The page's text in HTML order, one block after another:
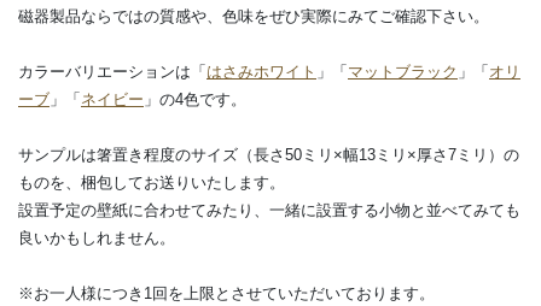
磁器製品ならではの質感や、色味をぜひ実際にみてご確認下さい。
カラーバリエーションは「 はさみホワイト 」「 マットブラック 」「 オリ
ーブ 」「 ネイビー 」の4色です。
サンプルは箸置き程度のサイズ（長さ50ミリ×幅13ミリ×厚さ7ミリ）の
ものを、梱包してお送りいたします。
設置予定の壁紙に合わせてみたり、一緒に設置する小物と並べてみても
良いかもしれません。
※お一人様につき1回を上限とさせていただいております。